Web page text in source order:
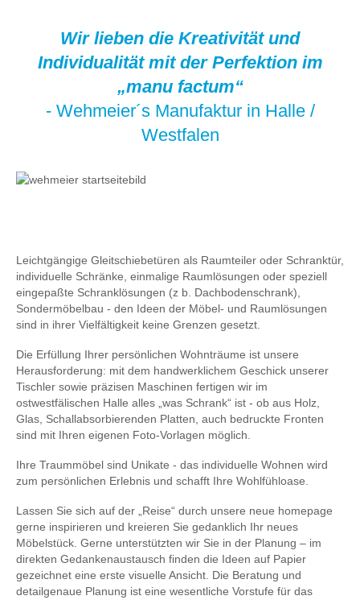
Wir lieben die Kreativität und
Individualität mit der Perfektion im
„manu factum“
- Wehmeier´s Manufaktur in Halle /
Westfalen
Leichtgängige Gleitschiebetüren als Raumteiler oder Schranktür,
individuelle Schränke, einmalige Raumlösungen oder speziell
eingepaßte Schranklösungen (z b. Dachbodenschrank),
Sondermöbelbau - den Ideen der Möbel- und Raumlösungen
sind in ihrer Vielfältigkeit keine Grenzen gesetzt.
Die Erfüllung Ihrer persönlichen Wohnträume ist unsere
Herausforderung: mit dem handwerklichem Geschick unserer
Tischler sowie präzisen Maschinen fertigen wir im
ostwestfälischen Halle alles „was Schrank“ ist - ob aus Holz,
Glas, Schallabsorbierenden Platten, auch bedruckte Fronten
sind mit Ihren eigenen Foto-Vorlagen möglich.
Ihre Traummöbel sind Unikate - das individuelle Wohnen wird
zum persönlichen Erlebnis und schafft Ihre Wohlfühloase.
Lassen Sie sich auf der „Reise“ durch unsere neue homepage
gerne inspirieren und kreieren Sie gedanklich Ihr neues
Möbelstück. Gerne unterstützten wir Sie in der Planung – im
direkten Gedankenaustausch finden die Ideen auf Papier
gezeichnet eine erste visuelle Ansicht. Die Beratung und
detailgenaue Planung ist eine wesentliche Vorstufe für das